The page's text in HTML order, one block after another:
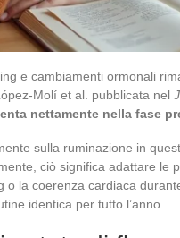
e cambiamenti ormonali
Molí et al. pubblicata nel
nettamente nella fase
sulla ruminazione in
ciò significa adattare le
o la coerenza cardiaca
identica per tutto l’anno.